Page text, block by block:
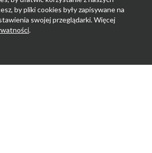
by pliki cookies były zapisywane na
swojej przeglądarki. Więcej
.